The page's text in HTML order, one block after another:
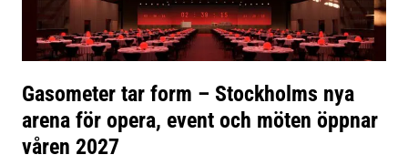
Gasometer tar form – Stockholms nya
arena för opera, event och möten öppnar
våren 2027